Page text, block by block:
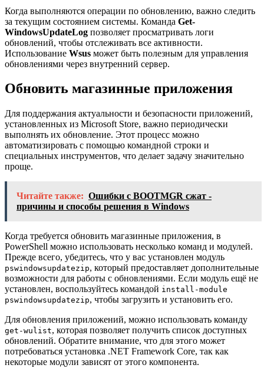
Когда выполняются операции по обновлению, важно следить
за текущим состоянием системы. Команда Get-
WindowsUpdateLog позволяет просматривать логи
обновлений, чтобы отслеживать все активности.
Использование Wsus может быть полезным для управления
обновлениями через внутренний сервер.
Обновить магазинные приложения
Для поддержания актуальности и безопасности приложений,
установленных из Microsoft Store, важно периодически
выполнять их обновление. Этот процесс можно
автоматизировать с помощью командной строки и
специальных инструментов, что делает задачу значительно
проще.
Читайте также: Ошибки с BOOTMGR сжат -
причины и способы решения в Windows
Когда требуется обновить магазинные приложения, в
PowerShell можно использовать несколько команд и модулей.
Прежде всего, убедитесь, что у вас установлен модуль
pswindowsupdatezip, который предоставляет дополнительные
возможности для работы с обновлениями. Если модуль ещё не
установлен, воспользуйтесь командой install-module
pswindowsupdatezip, чтобы загрузить и установить его.
Для обновления приложений, можно использовать команду
get-wulist, которая позволяет получить список доступных
обновлений. Обратите внимание, что для этого может
потребоваться установка .NET Framework Core, так как
некоторые модули зависят от этого компонента.